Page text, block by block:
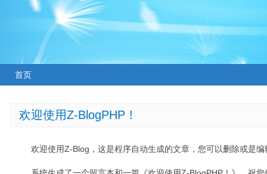
首页
欢迎使用Z-BlogPHP！
欢迎使用Z-Blog，这是程序自动生成的文章，您可以删除或是编